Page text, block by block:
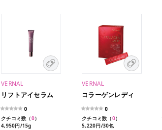
VERNAL
リフトアイセラム
0
クチコミ数（0）
4,950円/15g
VERNAL
コラーゲンレディ
0
クチコミ数（0）
5,220円/30包